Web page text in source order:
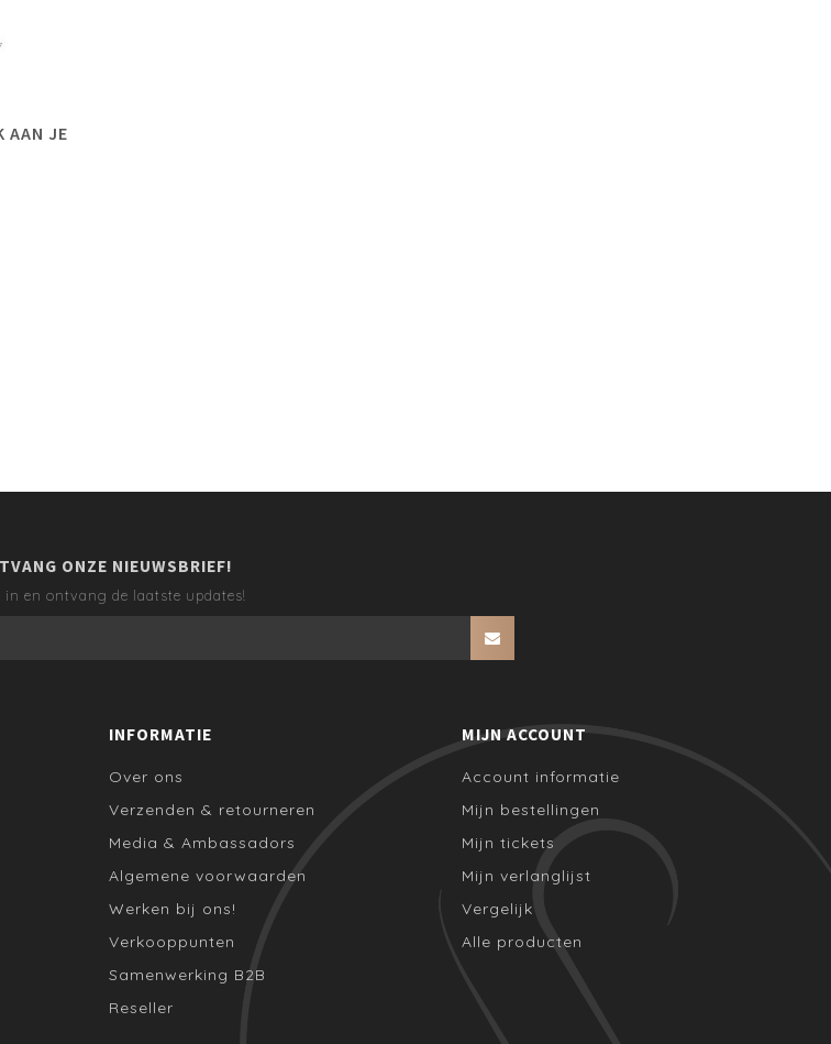
AAN JE
ONZE NIEUWSBRIEF!
in en ontvang de laatste updates!
INFORMATIE
Over ons
Verzenden & retourneren
Media & Ambassadors
Algemene voorwaarden
Werken bij ons!
Verkooppunten
Samenwerking B2B
Reseller
MIJN ACCOUNT
Account informatie
Mijn bestellingen
Mijn tickets
Mijn verlanglijst
Vergelijk
Alle producten